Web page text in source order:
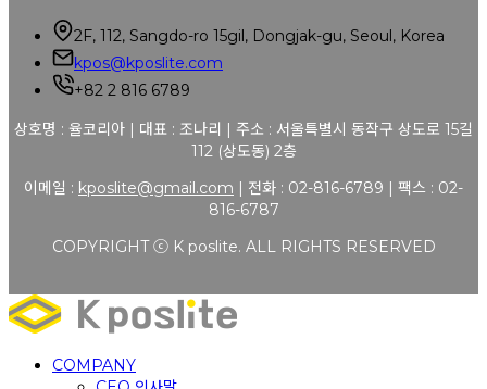
2F, 112, Sangdo-ro 15gil, Dongjak-gu, Seoul, Korea
kpos@kposlite.com
+82 2 816 6789
상호명 : 율코리아 | 대표 : 조나리 | 주소 : 서울특별시 동작구 상도로 15길
112 (상도동) 2층
이메일 : kposlite@gmail.com | 전화 : 02-816-6789 | 팩스 : 02-
816-6787
COPYRIGHT ⓒ K poslite. ALL RIGHTS RESERVED
COMPANY